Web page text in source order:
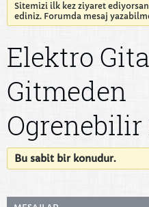
Sitemizi ilk kez ziyaret
ediniz. Forumda mesaj
Elektro
Gitmeden
Bu sabit bir konudur.